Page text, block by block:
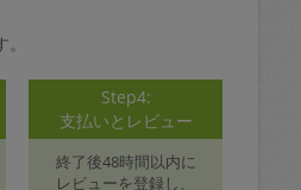
Step4:
支払いとレビュー
終了後48時間以内に
レビューを登録し、